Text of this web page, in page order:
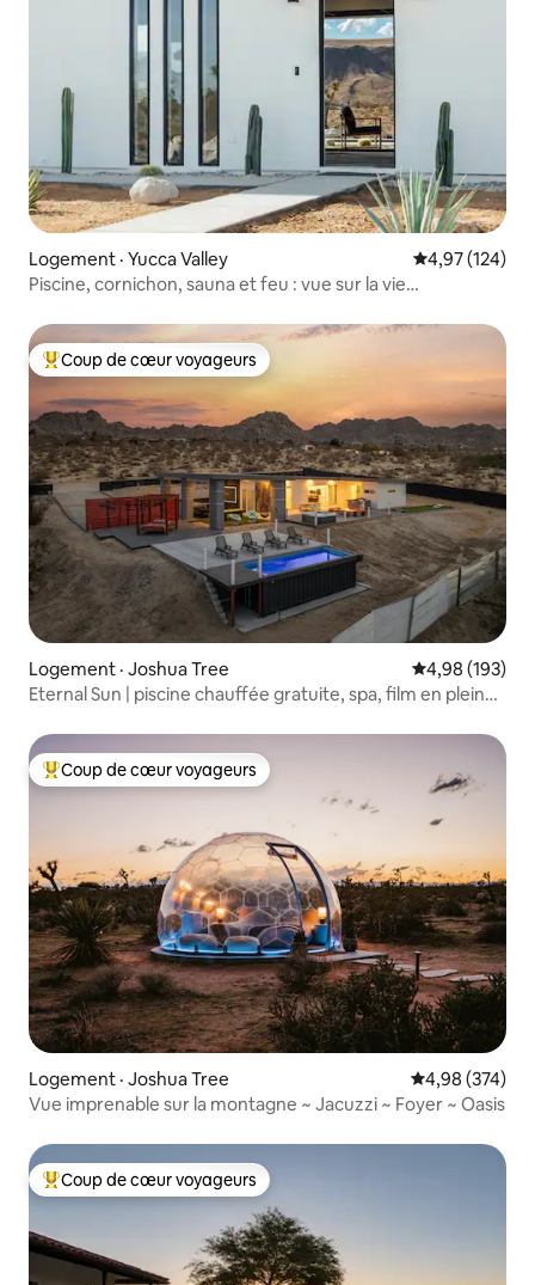
Logement · Yucca Valley Note
4,97 (124)
Piscine, cornichon, sauna et feu : vue sur la vie
Coup de cœur voyageurs parmi les plus aimés
Coup de cœur voyageurs
Logement · Joshua Tree Note
4,98 (193)
Eternal Sun | piscine chauffée gratuite, spa, film en plein
Coup de cœur voyageurs parmi les plus aimés
Coup de cœur voyageurs
Logement · Joshua Tree Note
4,98 (374)
Vue imprenable sur la montagne ~ Jacuzzi ~ Foyer ~ Oasis
Coup de cœur voyageurs parmi les plus aimés
Coup de cœur voyageurs